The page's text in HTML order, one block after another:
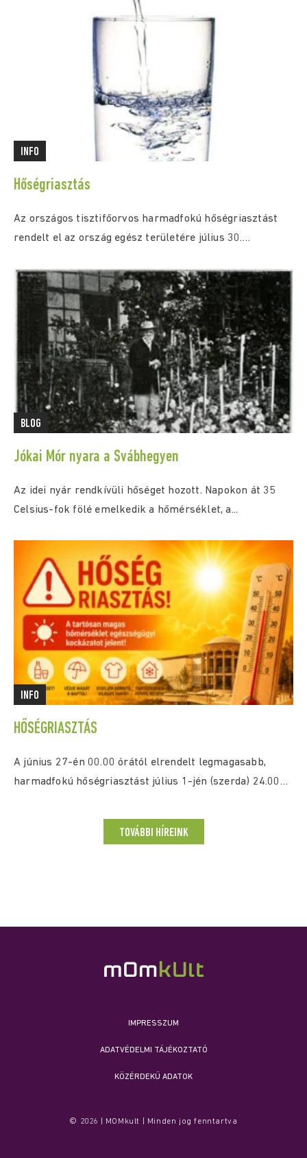
INFO
Hőségriasztás
Az országos tisztifőorvos harmadfokú hőségriasztást
rendelt el az ország egész területére július 30.
BLOG
Jókai Mór nyara a Svábhegyen
Az idei nyár rendkívüli hőséget hozott. Napokon át 35
Celsius-fok fölé emelkedik a hőmérséklet, a...
INFO
HŐSÉGRIASZTÁS
A június 27-én 00.00 órától elrendelt legmagasabb,
harmadfokú hőségriasztást július 1-jén (szerda) 24.00
TOVÁBBI HÍREINK
IMPRESSZUM
ADATVÉDELMI TÁJÉKOZTATÓ
KÖZÉRDEKŰ ADATOK
© 2026 | MOMkult | Minden jog fenntartva